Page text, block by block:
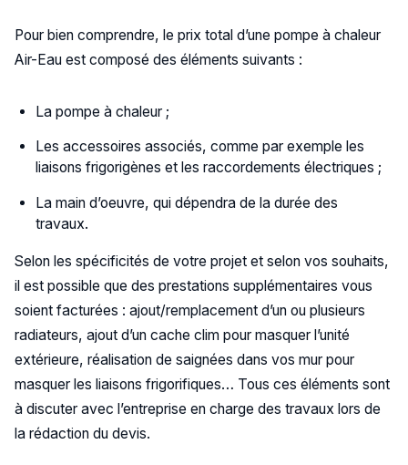
Pour bien comprendre, le prix total d’une pompe à chaleur
Air-Eau est composé des éléments suivants :
La pompe à chaleur ;
Les accessoires associés, comme par exemple les
liaisons frigorigènes et les raccordements électriques ;
La main d’oeuvre, qui dépendra de la durée des
travaux.
Selon les spécificités de votre projet et selon vos souhaits,
il est possible que des prestations supplémentaires vous
soient facturées : ajout/remplacement d’un ou plusieurs
radiateurs, ajout d’un cache clim pour masquer l’unité
extérieure, réalisation de saignées dans vos mur pour
masquer les liaisons frigorifiques… Tous ces éléments sont
à discuter avec l’entreprise en charge des travaux lors de
la rédaction du devis.